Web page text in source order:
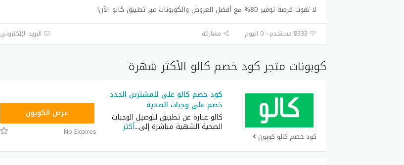
لا تفوت فرصة توفير 80% مع أفضل العروض والكوبونات عبر تطبيق كالو الآن!
8333 مستخدم - 0 اليوم مشاركة البريد الإلكتروني
كوبونات متجر كود خصم كالو الأكثر شهرة
كود خصم كالو كوبون
كود خصم كالو على للمشترين الجدد
خصم على وجبات الصحية
كالو عبارة عن تطبيق لتوصيل الوجبات
الصحية الشهية مباشرة إلى...أكثر
عرض الكوبون
No Expires